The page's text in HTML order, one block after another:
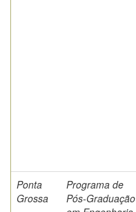
Ponta
Grossa
Programa de
Pós-Graduação